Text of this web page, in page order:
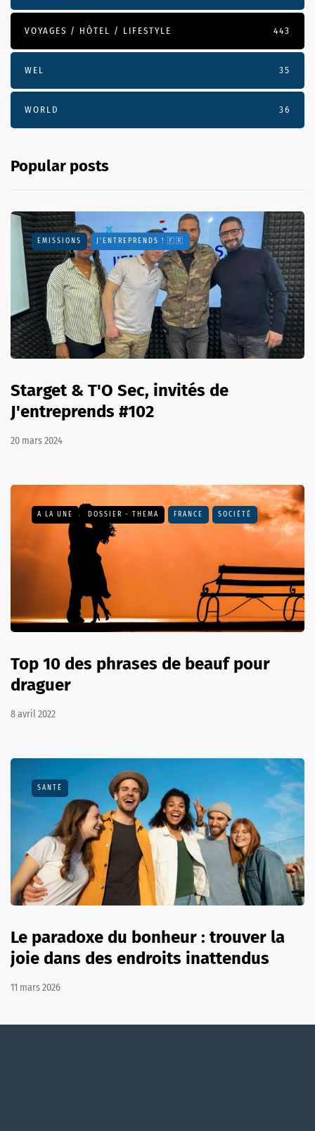
VOYAGES / HÔTEL / LIFESTYLE 443
WEL 35
WORLD 36
Popular posts
EMISSIONS J'ENTREPRENDS ! 🇫🇷
Starget & T'O Sec, invités de
J'entreprends #102
20 mars 2024
A LA UNE DOSSIER - THEMA FRANCE SOCIÉTÉ
Top 10 des phrases de beauf pour
draguer
8 avril 2022
SANTÉ
Le paradoxe du bonheur : trouver la
joie dans des endroits inattendus
11 mars 2026